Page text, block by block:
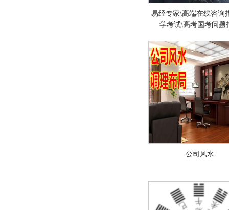
易经专家\高端在线咨询
学考试\高考国考问题
公司风水